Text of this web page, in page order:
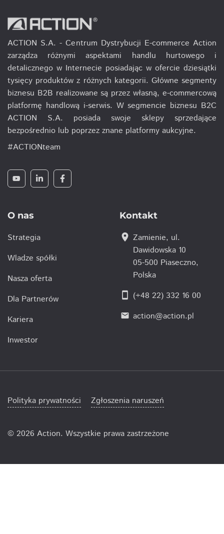
ACTION S.A. - Centrum Dystrybucji E-commerce Action
zarządza różnymi aspektami handlu hurtowego i
detalicznego w Internecie posiadając w ofercie dziesiątki
tysięcy produktów z różnych kategorii. Główne segmenty
biznesu B2B realizowane są przez własną, e-commercową
platformę handlową i-serwis. W segmencie biznesu B2C
ACTION S.A. posiada swoje sklepy sprzedające
bezpośrednio lub poprzez znane platformy aukcyjne.
#ACTIONteam
O nas
Strategia
Wladze spółki
Nasza oferta
Dla Partnerów
Kariera
Inwestor
Kontakt
location_on Zamienie, ul.
Dawidowska 10
05-500 Piaseczno,
Polska
smartphone (+48 22) 332 16 00
email action@action.pl
Polityka prywatności Zgłoszenia naruszeń
© 2026 Action. Wszystkie prawa zastrzeżone